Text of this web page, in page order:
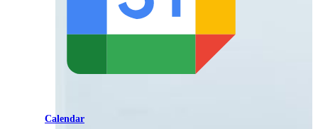
Calendar